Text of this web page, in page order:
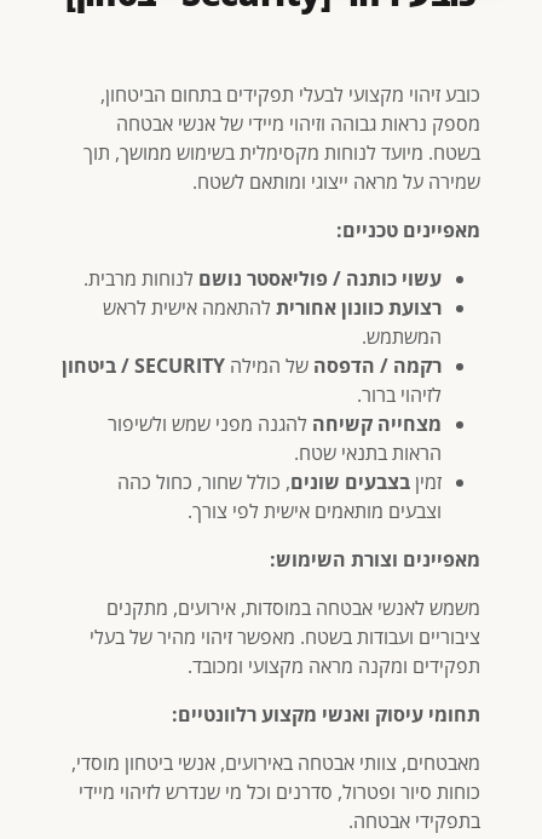
כובע זיהוי מקצועי לבעלי תפקידים בתחום הביטחון,
מספק נראות גבוהה וזיהוי מיידי של אנשי אבטחה
בשטח. מיועד לנוחות מקסימלית בשימוש ממושך, תוך
שמירה על מראה ייצוגי ומותאם לשטח.
מאפיינים טכניים:
עשוי כותנה / פוליאסטר נושם לנוחות מרבית.
רצועת כוונון אחורית להתאמה אישית לראש
המשתמש.
רקמה / הדפסה של המילה SECURITY / ביטחון
לזיהוי ברור.
מצחייה קשיחה להגנה מפני שמש ולשיפור
הראות בתנאי שטח.
זמין בצבעים שונים, כולל שחור, כחול כהה
וצבעים מותאמים אישית לפי צורך.
מאפיינים וצורת השימוש:
משמש לאנשי אבטחה במוסדות, אירועים, מתקנים
ציבוריים ועבודות בשטח. מאפשר זיהוי מהיר של בעלי
תפקידים ומקנה מראה מקצועי ומכובד.
תחומי עיסוק ואנשי מקצוע רלוונטיים:
מאבטחים, צוותי אבטחה באירועים, אנשי ביטחון מוסדי,
כוחות סיור ופטרול, סדרנים וכל מי שנדרש לזיהוי מיידי
בתפקידי אבטחה.